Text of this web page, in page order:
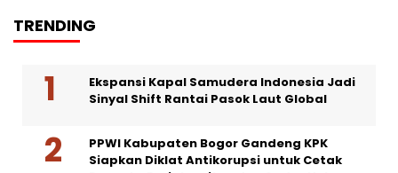
TRENDING
Ekspansi Kapal Samudera Indonesia Jadi
Sinyal Shift Rantai Pasok Laut Global
PPWI Kabupaten Bogor Gandeng KPK
Siapkan Diklat Antikorupsi untuk Cetak